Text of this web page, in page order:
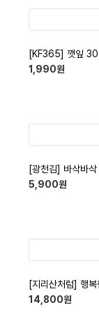
[KF365] 깻잎
1,990원
[광천김] 바삭바
5,900원
[지리산처럼] 행
14,800원